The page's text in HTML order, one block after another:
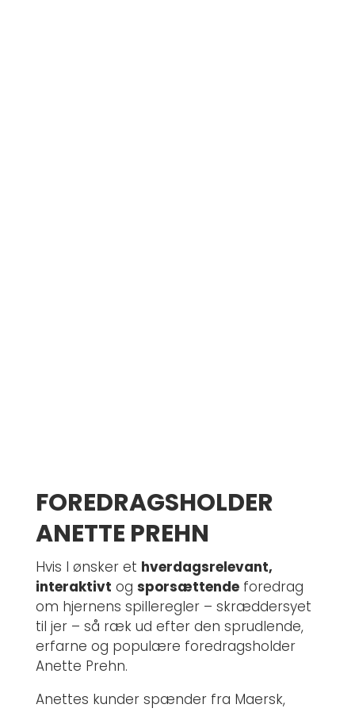
FOREDRAGSHOLDER
ANETTE PREHN
Hvis I ønsker et hverdagsrelevant,
interaktivt og sporsættendeforedrag
om hjernens spilleregler – skræddersyet
til jer – så ræk ud efter den sprudlende,
erfarne og populære foredragsholder
Anette Prehn.
Anettes kunder spænder fra Maersk,